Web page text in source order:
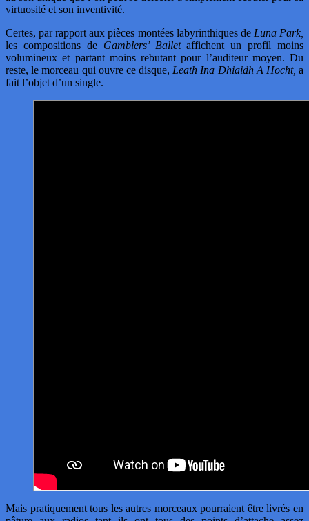
virtuosité et son inventivité.
Certes, par rapport aux pièces montées labyrinthiques de Luna Park,
les compositions de Gamblers’ Balletaffichent un profil moins
volumineux et partant moins rebutant pour l’auditeur moyen. Du
reste, le morceau qui ouvre ce disque, Leath Ina Dhiaidh A Hocht, a
fait l’objet d’un single.
Mais pratiquement tous les autres morceaux pourraient être livrés en